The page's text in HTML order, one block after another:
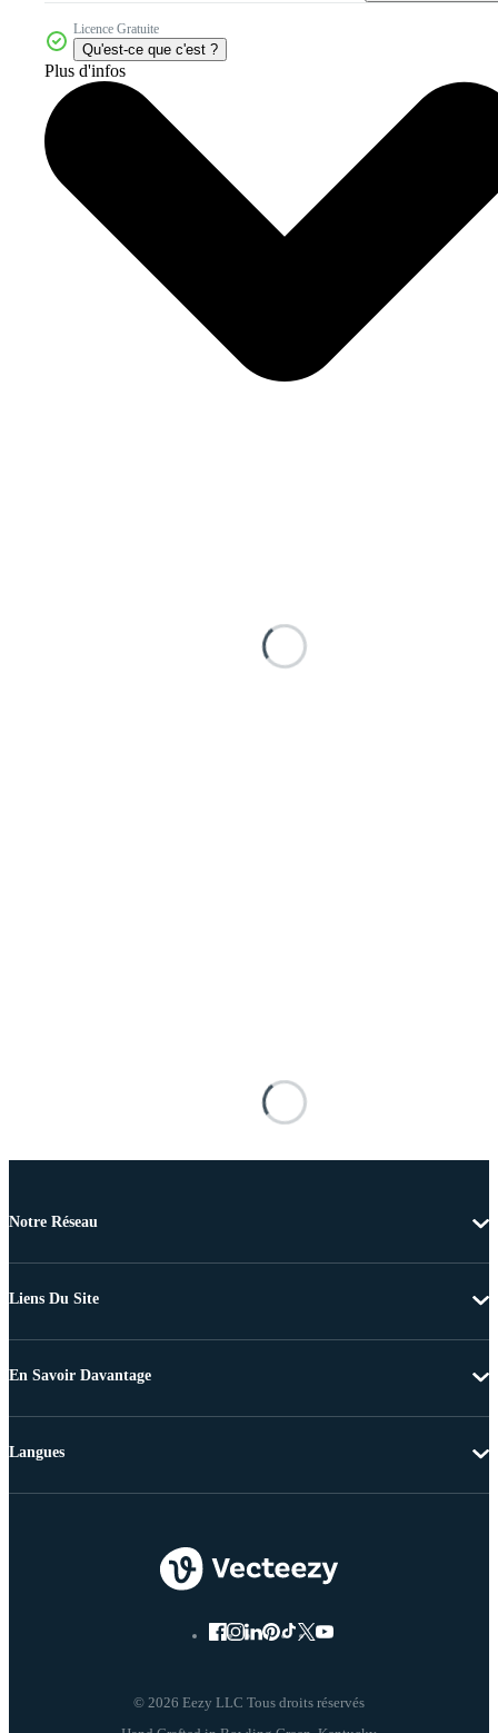
Licence Gratuite
Qu'est-ce que c'est ?
Plus d'infos
Notre Réseau
Liens Du Site
En Savoir Davantage
© 2026 Eezy LLC Tous droits réservés
Langues